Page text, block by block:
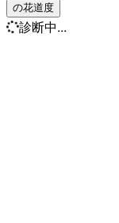
の花道度
診断中...